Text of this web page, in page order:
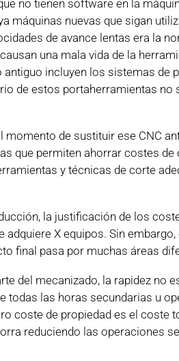
no tienen software en la
máquinas nuevas que sigan
de avance lentas era la
una mala vida de la
incluyen los sistemas de
de estos portaherramientas
momento de sustituir ese CNC
que permiten ahorrar costes
y técnicas de corte
la justificación de los
adquiere X equipos. Sin
final pasa por muchas áreas
del mecanizado, la rapidez no
todas las horas secundarias u
coste de propiedad es el coste
reduciendo las operaciones